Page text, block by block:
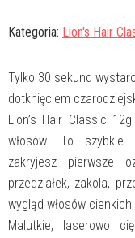
Włosy
CLASSIC
12gGolden
Brown
Kategoria: Lion's Hair
Tylko 30 sekund
dotknięciem
Lion’s Hair Classic
włosów. To szybkie
zakryjesz pierwsze
przedziałek, zakola,
wygląd włosów
Malutkie, laserowo